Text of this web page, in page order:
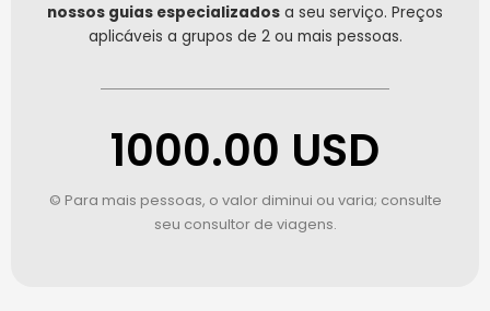
nossos guias especializados a seu serviço. Preços
aplicáveis a grupos de 2 ou mais pessoas.
1000.00 USD
© Para mais pessoas, o valor diminui ou varia; consulte
seu consultor de viagens.